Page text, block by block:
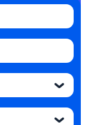
‹
‹